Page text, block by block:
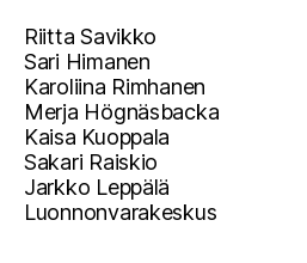
Riitta Savikko
Sari Himanen
Karoliina Rimhanen
Merja Högnäsbacka
Kaisa Kuoppala
Sakari Raiskio
Jarkko Leppälä
Luonnonvarakeskus